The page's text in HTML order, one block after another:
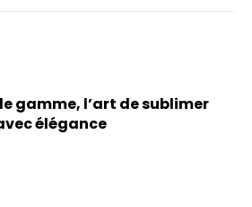
gamme, l’art de sublimer
élégance